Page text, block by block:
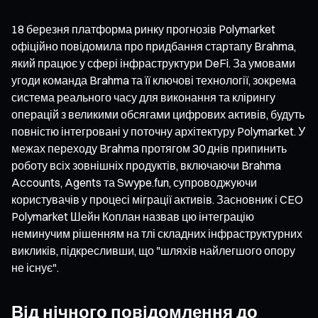
18 березня платформа ринку прогнозів Polymarket
офіційно повідомила про придбання стартапу Brahma,
який працює у сфері інфраструктури DeFi. За умовами
угоди команда Brahma та її ключові технології, зокрема
система реального часу для виконання та клірингу
операцій з великими обсягами цифрових активів, будуть
повністю інтегровані у поточну архітектуру Polymarket. У
межах переходу Brahma протягом 30 днів припинить
роботу всіх зовнішніх продуктів, включаючи Brahma
Accounts, Agents та Swype.fun, супроводжуючи
користувачів у процесі міграції активів. Засновник і CEO
Polymarket Шейн Коплан назвав цю інтеграцію
неминучим рішенням на тлі складних інфраструктурних
викликів, підкресливши, що "шляхів найлегшого опору
не існує".
Від нічного повідомлення до